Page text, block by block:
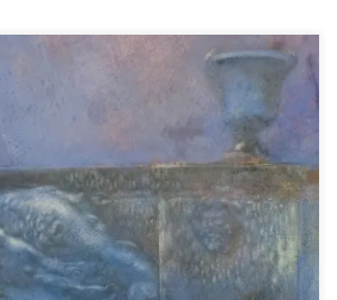
parc, la nuit signé en bas à gauche :
de l’image […]